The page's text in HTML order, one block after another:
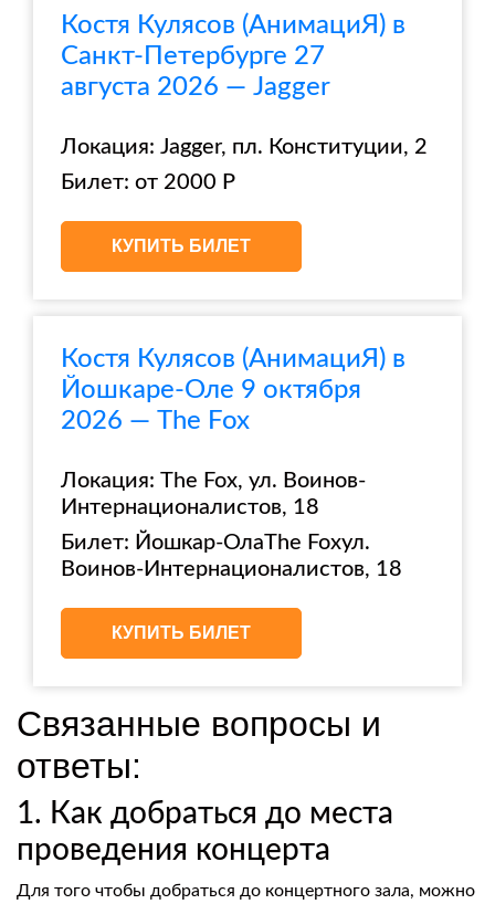
Костя Кулясов (АнимациЯ) в
Санкт-Петербурге 27
августа 2026 — Jagger
Локация: Jagger, пл. Конституции, 2
Билет: от 2000 Р
КУПИТЬ БИЛЕТ
Костя Кулясов (АнимациЯ) в
Йошкаре-Оле 9 октября
2026 — The Fox
Локация: The Fox, ул. Воинов-
Интернационалистов, 18
Билет: Йошкар-ОлаThe Foxул.
Воинов-Интернационалистов, 18
КУПИТЬ БИЛЕТ
Связанные вопросы и
ответы:
1. Как добраться до места
проведения концерта
Для того чтобы добраться до концертного зала, можно